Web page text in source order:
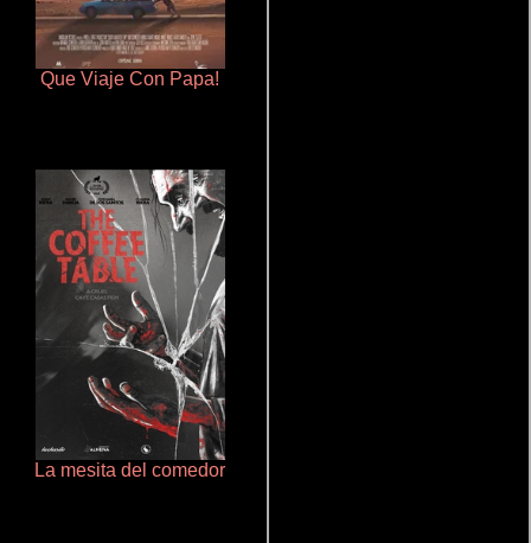
Que Viaje Con Papa!
La mesita del comedor